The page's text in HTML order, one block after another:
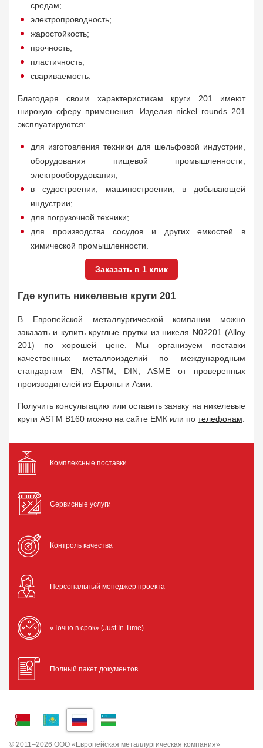
средам;
электропроводность;
жаростойкость;
прочность;
пластичность;
свариваемость.
Благодаря своим характеристикам круги 201 имеют
широкую сферу применения. Изделия nickel rounds 201
эксплуатируются:
для изготовления техники для шельфовой индустрии,
оборудования пищевой промышленности,
электрооборудования;
в судостроении, машиностроении, в добывающей
индустрии;
для погрузочной техники;
для производства сосудов и других емкостей в
химической промышленности.
Заказать в 1 клик
Где купить никелевые круги 201
В Европейской металлургической компании можно
заказать и купить круглые прутки из никеля N02201 (Alloy
201) по хорошей цене. Мы организуем поставки
качественных металлоизделий по международным
стандартам EN, ASTM, DIN, ASME от проверенных
производителей из Европы и Азии.
Получить консультацию или оставить заявку на никелевые
круги ASTM B160 можно на сайте ЕМК или по телефонам
Комплексные поставки
Сервисные услуги
Контроль качества
Персональный менеджер проекта
«Точно в срок» (Just In Time)
Полный пакет документов
© 2011–2026 ООО «Европейская металлургическая компания»